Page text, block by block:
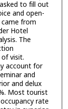
to fill out
and open-
from
Hotel
The
visit.
account for
and
and delux
Most tourist
rate